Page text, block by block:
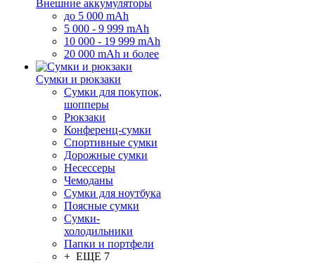
Внешние аккумуляторы
до 5 000 mAh
5 000 - 9 999 mAh
10 000 - 19 999 mAh
20 000 mAh и более
Сумки и рюкзаки
Сумки для покупок,
шопперы
Рюкзаки
Конференц-сумки
Спортивные сумки
Дорожные сумки
Несессеры
Чемоданы
Сумки для ноутбука
Поясные сумки
Сумки-
холодильники
Папки и портфели
+ ЕЩЕ 7